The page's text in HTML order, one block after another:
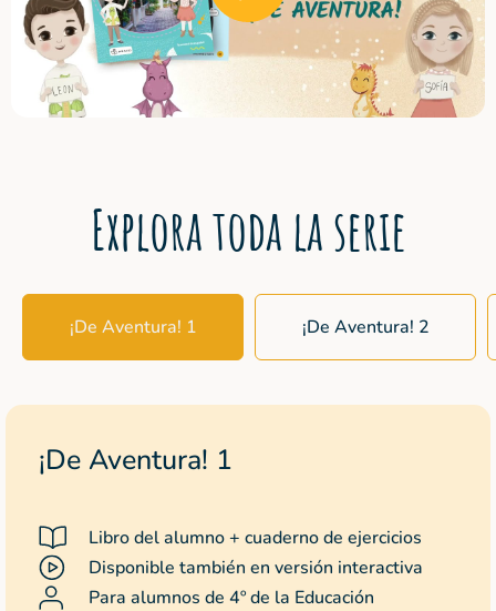
Explora toda la serie
¡De Aventura! 1 ¡De Aventura! 2
¡De Aventura! 1
Libro del alumno + cuaderno de ejercicios
Disponible también en versión interactiva
Para alumnos de 4º de la Educación